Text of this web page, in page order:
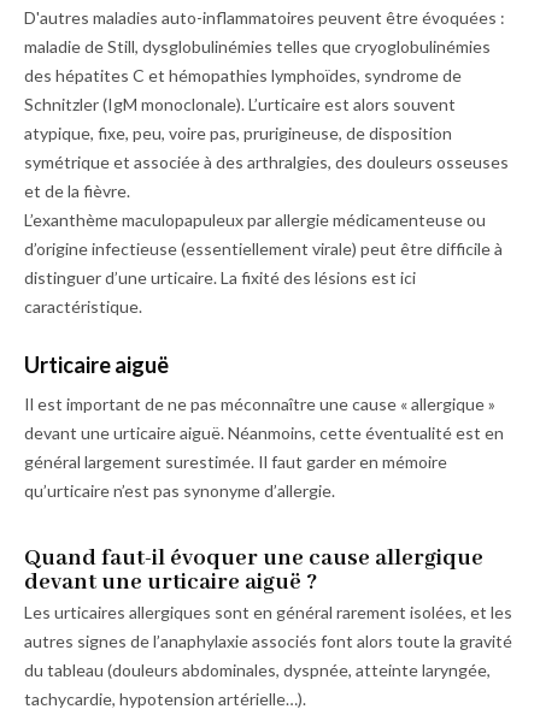
D'autres maladies auto-inflammatoires peuvent être évoquées :
maladie de Still, dysglobulinémies telles que cryoglobulinémies
des hépatites C et hémopathies lymphoïdes, syndrome de
Schnitzler (IgM monoclonale). L’urticaire est alors souvent
atypique, fixe, peu, voire pas, prurigineuse, de disposition
symétrique et associée à des arthralgies, des douleurs osseuses
et de la fièvre.
L’exanthème maculopapuleux par allergie médicamenteuse ou
d’origine infectieuse (essentiellement virale) peut être difficile à
distinguer d’une urticaire. La fixité des lésions est ici
caractéristique.
Urticaire aiguë
Il est important de ne pas méconnaître une cause « allergique »
devant une urticaire aiguë. Néanmoins, cette éventualité est en
général largement surestimée. Il faut garder en mémoire
qu’urticaire n’est pas synonyme d’allergie.
Quand faut-il évoquer une cause allergique
devant une urticaire aiguë ?
Les urticaires allergiques sont en général rarement isolées, et les
autres signes de l’anaphylaxie associés font alors toute la gravité
du tableau (douleurs abdominales, dyspnée, atteinte laryngée,
tachycardie, hypotension artérielle…).